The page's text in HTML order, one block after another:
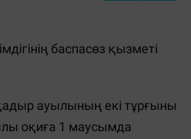
баспасөз қызметі
ауылының екі тұрғыны
оқиға 1 маусымда